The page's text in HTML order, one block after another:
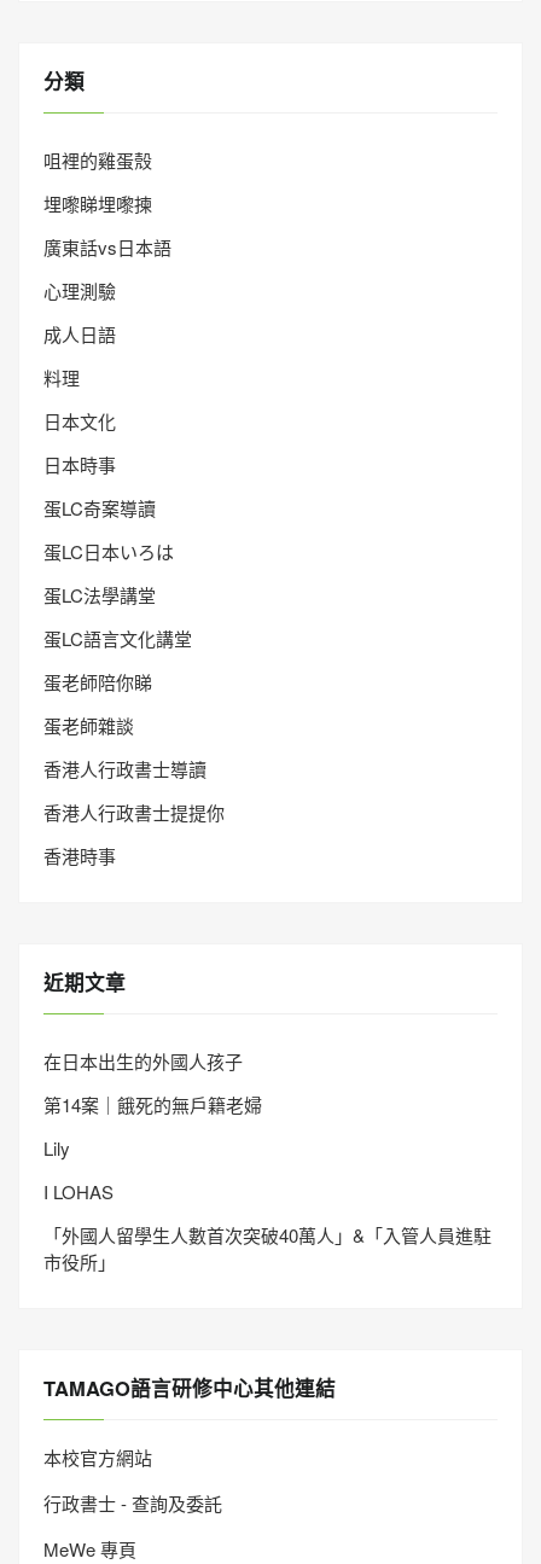
分類
咀裡的雞蛋殼
埋嚟睇埋嚟揀
廣東話vs日本語
心理測驗
成人日語
料理
日本文化
日本時事
蛋LC奇案導讀
蛋LC日本いろは
蛋LC法學講堂
蛋LC語言文化講堂
蛋老師陪你睇
蛋老師雜談
香港人行政書士導讀
香港人行政書士提提你
香港時事
近期文章
在日本出生的外國人孩子
第14案｜餓死的無戶籍老婦
Lily
I LOHAS
「外國人留學生人數首次突破40萬人」&「入管人員進駐
市役所」
TAMAGO語言研修中心其他連結
本校官方網站
行政書士 - 查詢及委託
MeWe 專頁